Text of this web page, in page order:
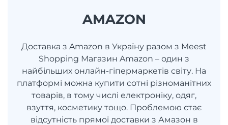
AMAZON
Доставка з Amazon в Україну разом з Meest
Shopping Магазин Amazon – один з
найбільших онлайн-гіпермаркетів світу. На
платформі можна купити сотні різноманітних
товарів, в тому числі електроніку, одяг,
взуття, косметику тощо. Проблемою стає
відсутність прямої доставки з Амазон в